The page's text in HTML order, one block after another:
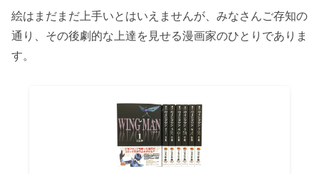
絵はまだまだ上手いとはいえませんが、みなさんご存知の
通り、その後劇的な上達を見せる漫画家のひとりでありま
す。